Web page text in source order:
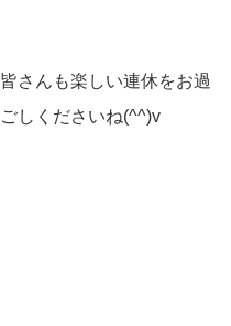
皆さんも楽しい連休をお過
ごしくださいね(^^)v